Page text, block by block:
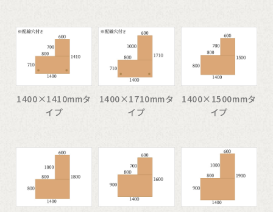
1400×1410mmタ
イプ
1400×1710mmタ
イプ
1400×1500mmタ
イプ